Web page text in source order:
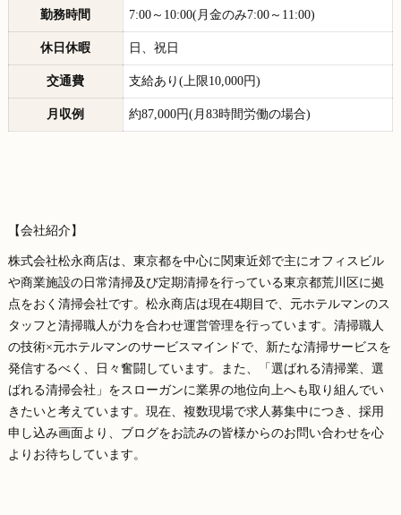
勤務時間 7:00～10:00(月金のみ7:00～11:00)
休日休暇 日、祝日
交通費 支給あり(上限10,000円)
月収例 約87,000円(月83時間労働の場合)
【会社紹介】
株式会社松永商店は、東京都を中心に関東近郊で主にオフィスビル
や商業施設の日常清掃及び定期清掃を行っている東京都荒川区に拠
点をおく清掃会社です。松永商店は現在4期目で、元ホテルマンのス
タッフと清掃職人が力を合わせ運営管理を行っています。清掃職人
の技術×元ホテルマンのサービスマインドで、新たな清掃サービスを
発信するべく、日々奮闘しています。また、「選ばれる清掃業、選
ばれる清掃会社」をスローガンに業界の地位向上へも取り組んでい
きたいと考えています。現在、複数現場で求人募集中につき、採用
申し込み画面より、ブログをお読みの皆様からのお問い合わせを心
よりお待ちしています。